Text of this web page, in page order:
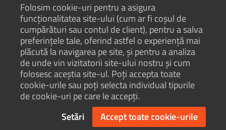
Protecția Consumatorilor - ANPC
Termeni și condiții
Politică de confidențialitate
Hartă site
Folosim cookie-uri pentru a asigura
funcționalitatea site-ului (cum ar fi coșul de
cumpărături sau contul de client), pentru a salva
preferințele tale, oferind astfel o experiență mai
plăcută la navigarea pe site, și pentru a analiza
de unde vin vizitatorii site-ului nostru și cum
folosesc aceștia site-ul. Poți accepta toate
cookie-urile sau poți selecta individual tipurile
de cookie-uri pe care le accepți.
Setări
Accept toate cookie-urile